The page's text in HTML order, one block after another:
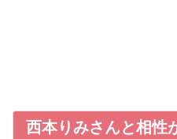
西本りみさんと相性